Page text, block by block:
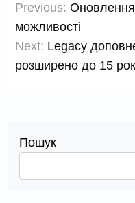
записів
Previous: Оновлення
можливості
Next: Legacy
розширено до 15
Пошук